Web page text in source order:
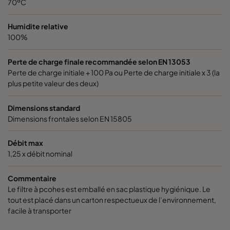
2550 592x287x370-10
2550 287x287x370-5 ePM2,5 50% M6
0160 287x592x640-5
0160 592x490x640-10
0160 490x490x640-8
70ºC
Humidite relative
100%
Perte de charge finale recommandée selon EN 13053
Perte de charge initiale + 100 Pa ou Perte de charge initiale x 3 (la
plus petite valeur des deux)
Dimensions standard
Dimensions frontales selon EN 15805
Débit max
1,25 x débit nominal
Commentaire
Le filtre à pcohes est emballé en sac plastique hygiénique. Le
tout est placé dans un carton respectueux de l’environnement,
facile à transporter